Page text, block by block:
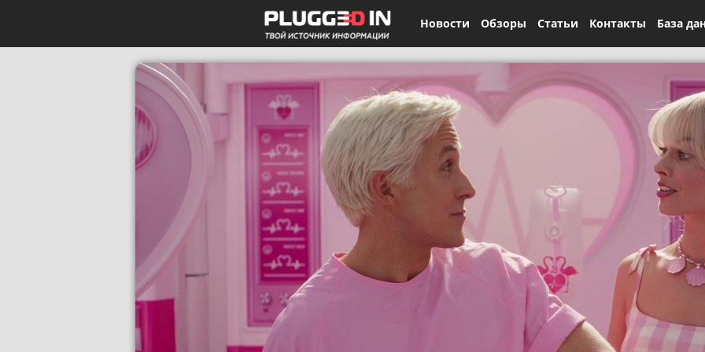
Новости Обзоры Статьи Контакты База